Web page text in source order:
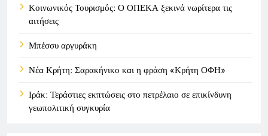
Κοινωνικός Τουρισμός: Ο ΟΠΕΚΑ ξεκινά νωρίτερα τις
αιτήσεις
Μπέσσυ αργυράκη
Νέα Κρήτη: Σαρακήνικο και η φράση «Κρήτη ΟΦΗ»
Ιράκ: Τεράστιες εκπτώσεις στο πετρέλαιο σε επικίνδυνη
γεωπολιτική συγκυρία